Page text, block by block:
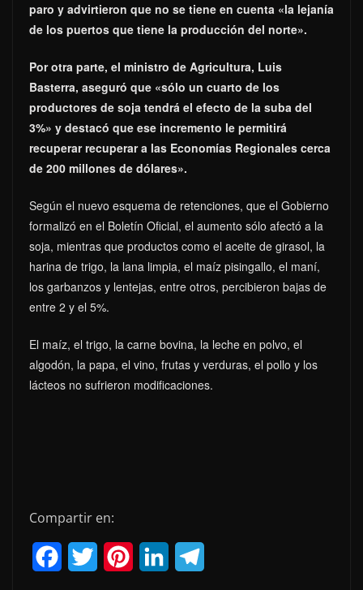
paro y advirtieron que no se tiene en cuenta «la lejanía
de los puertos que tiene la producción del norte».
Por otra parte, el ministro de Agricultura, Luis
Basterra, aseguró que «sólo un cuarto de los
productores de soja tendrá el efecto de la suba del
3%» y destacó que ese incremento le permitirá
recuperar recuperar a las Economías Regionales cerca
de 200 millones de dólares».
Según el nuevo esquema de retenciones, que el Gobierno
formalizó en el Boletín Oficial, el aumento sólo afectó a la
soja, mientras que productos como el aceite de girasol, la
harina de trigo, la lana limpia, el maíz pisingallo, el maní,
los garbanzos y lentejas, entre otros, percibieron bajas de
entre 2 y el 5%.
El maíz, el trigo, la carne bovina, la leche en polvo, el
algodón, la papa, el vino, frutas y verduras, el pollo y los
lácteos no sufrieron modificaciones.
Compartir en: